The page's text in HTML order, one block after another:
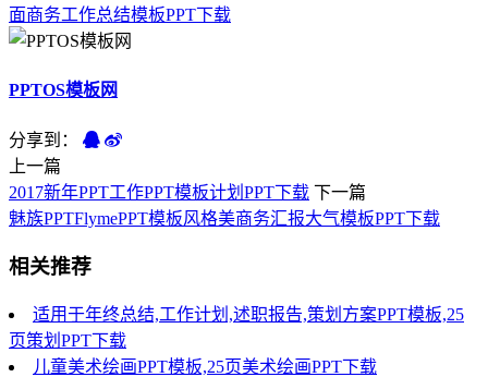
面商务工作总结模板PPT下载
PPTOS模板网
分享到：
上一篇
2017新年PPT工作PPT模板计划PPT下载 下一篇
魅族PPTFlymePPT模板风格美商务汇报大气模板PPT下载
相关推荐
适用于年终总结,工作计划,述职报告,策划方案PPT模板,25
页策划PPT下载
儿童美术绘画PPT模板,25页美术绘画PPT下载